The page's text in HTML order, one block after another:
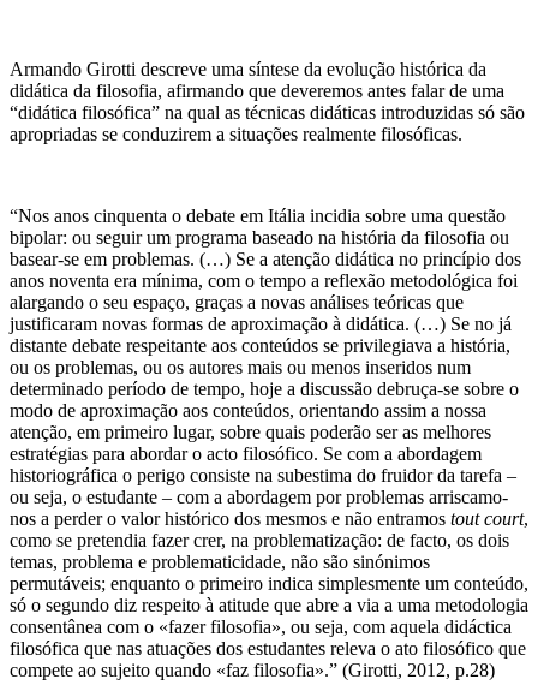
Armando Girotti descreve uma síntese da evolução histórica da
didática da filosofia, afirmando que deveremos antes falar de uma
“didática filosófica” na qual as técnicas didáticas introduzidas só são
apropriadas se conduzirem a situações realmente filosóficas.
“Nos anos cinquenta o debate em Itália incidia sobre uma questão
bipolar: ou seguir um programa baseado na história da filosofia ou
basear-se em problemas. (…) Se a atenção didática no princípio dos
anos noventa era mínima, com o tempo a reflexão metodológica foi
alargando o seu espaço, graças a novas análises teóricas que
justificaram novas formas de aproximação à didática. (…) Se no já
distante debate respeitante aos conteúdos se privilegiava a história,
ou os problemas, ou os autores mais ou menos inseridos num
determinado período de tempo, hoje a discussão debruça-se sobre o
modo de aproximação aos conteúdos, orientando assim a nossa
atenção, em primeiro lugar, sobre quais poderão ser as melhores
estratégias para abordar o acto filosófico. Se com a abordagem
historiográfica o perigo consiste na subestima do fruidor da tarefa –
ou seja, o estudante – com a abordagem por problemas arriscamo-
nos a perder o valor histórico dos mesmos e não entramos tout court,
como se pretendia fazer crer, na problematização: de facto, os dois
temas, problema e problematicidade, não são sinónimos
permutáveis; enquanto o primeiro indica simplesmente um conteúdo,
só o segundo diz respeito à atitude que abre a via a uma metodologia
consentânea com o «fazer filosofia», ou seja, com aquela didáctica
filosófica que nas atuações dos estudantes releva o ato filosófico que
compete ao sujeito quando «faz filosofia».” (Girotti, 2012, p.28)